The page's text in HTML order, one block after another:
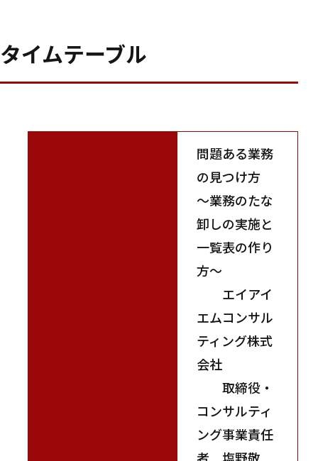
タイムテーブル
問題ある業務
の見つけ方
～業務のたな
卸しの実施と
一覧表の作り
方～
エイアイ
エムコンサル
ティング株式
会社
取締役・
コンサルティ
ング事業責任
者 塩野敬